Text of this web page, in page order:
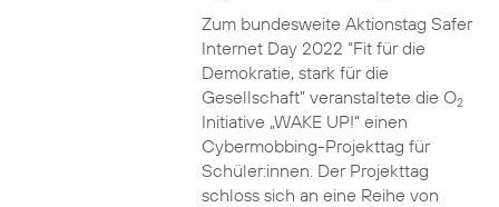
Zum bundesweite Aktionstag Safer
Internet Day 2022 “Fit für die
Demokratie, stark für die
Gesellschaft” veranstaltete die O2
Initiative „WAKE UP!“ einen
Cybermobbing-Projekttag für
Schüler:innen. Der Projekttag
schloss sich an eine Reihe von